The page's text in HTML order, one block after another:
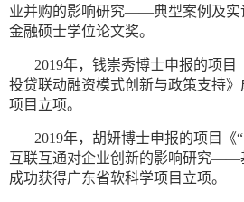
业并购的影响研究——典型案例及实
金融硕士学位论文奖。
2019年，钱崇秀博士申报的项
投贷联动融资模式创新与政策支持
项目立项。
2019年，胡妍博士申报的项目《
互联互通对企业创新的影响研究——
成功获得广东省软科学项目立项。